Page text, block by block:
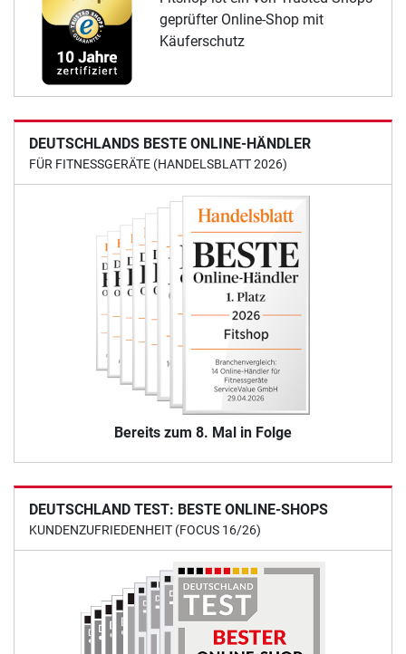
geprüfter Online-Shop mit
Käuferschutz
DEUTSCHLANDS BESTE ONLINE-HÄNDLER
FÜR FITNESSGERÄTE (HANDELSBLATT 2026)
Bereits zum 8. Mal in Folge
DEUTSCHLAND TEST: BESTE ONLINE-SHOPS
KUNDENZUFRIEDENHEIT (FOCUS 16/26)